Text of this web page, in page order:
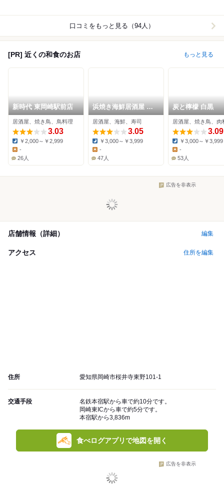
口コミをもっと見る（94人）
[PR] 近くの和食のお店 もっと見る
新時代 東岡崎駅前店
居酒屋、焼き鳥、鳥料理
3.03
Dinner:
￥2,000～￥2,999
Lunch:
-
26人
浜焼き海鮮居酒屋 大
庄水産 岡崎駅前店
居酒屋、海鮮、寿司
3.05
Dinner:
￥3,000～￥3,999
Lunch:
-
47人
炭と檸檬 白黒
居酒屋、焼き鳥、肉
3.09
Dinner:
￥3,000～￥3,999
Lunch:
-
53人
広告を非表示
店舗情報（詳細） 編集
アクセス 住所を編集
住所 愛知県岡崎市桜井寺東野101-1
交通手段
名鉄本宿駅から車で約10分です。
岡崎東ICから車で約5分です。
本宿駅から3,836m
食べログアプリで地図を開く
広告を非表示